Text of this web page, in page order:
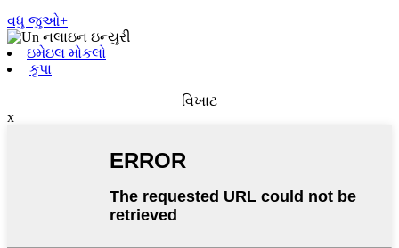
વધુ જુઓ+
ઇમેઇલ મોકલો
કૃપા
વિખાટ
x